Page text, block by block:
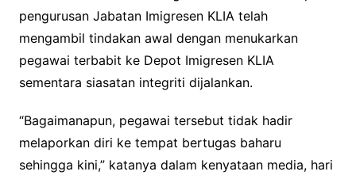
pengurusan Jabatan Imigresen KLIA telah
mengambil tindakan awal dengan menukarkan
pegawai terbabit ke Depot Imigresen KLIA
sementara siasatan integriti dijalankan.
“Bagaimanapun, pegawai tersebut tidak hadir
melaporkan diri ke tempat bertugas baharu
sehingga kini,” katanya dalam kenyataan media, hari